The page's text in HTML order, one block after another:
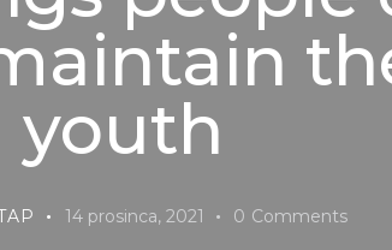
youth
14 prosinca, 2021 0 Comments